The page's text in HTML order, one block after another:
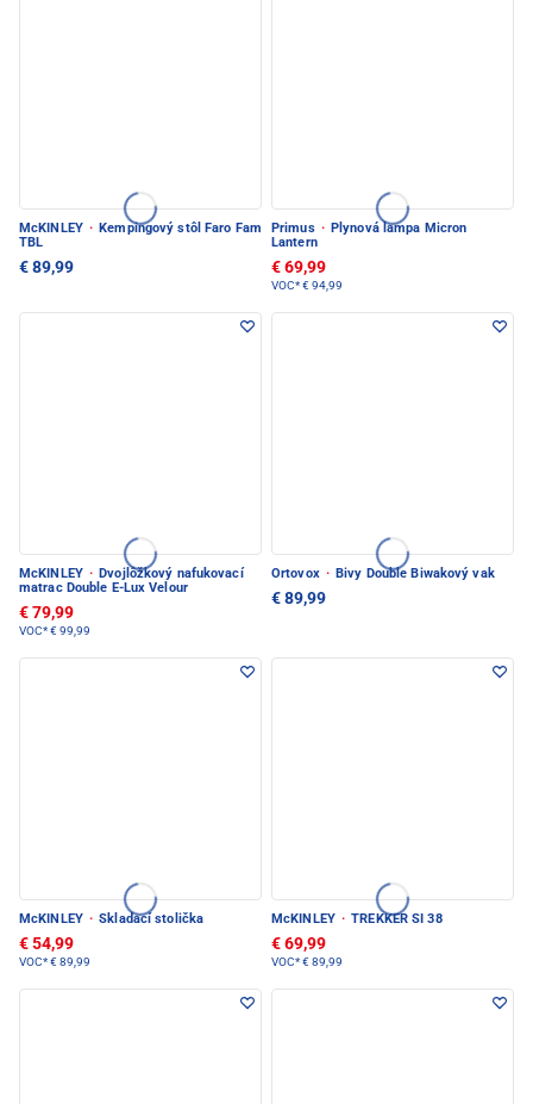
McKINLEY · Kempingový stôl Faro Fam
TBL
€ 89,99
Primus · Plynová lampa Micron
Lantern
€ 69,99
VOC*€ 94,99
McKINLEY · Dvojlôžkový nafukovací
matrac Double E-Lux Velour
€ 79,99
VOC*€ 99,99
Ortovox · Bivy Double Biwakový vak
€ 89,99
McKINLEY · Skladací stolička
€ 54,99
VOC*€ 89,99
McKINLEY · TREKKER SI 38
€ 69,99
VOC*€ 89,99